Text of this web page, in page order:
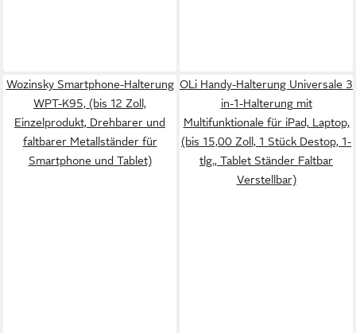
Wozinsky Smartphone-Halterung
WPT-K95, (bis 12 Zoll,
Einzelprodukt, Drehbarer und
faltbarer Metallständer für
Smartphone und Tablet)
OLi Handy-Halterung Universale 3
in-1-Halterung mit
Multifunktionale für iPad, Laptop,
(bis 15,00 Zoll, 1 Stück Destop, 1-
tlg., Tablet Ständer Faltbar
Verstellbar)